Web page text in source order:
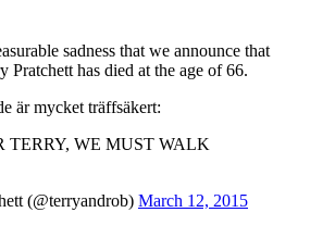
sadness that we announce that
Pratchett has died at the age of 66.
är mycket träffsäkert:
TERRY, WE MUST WALK
(@terryandrob) March 12, 2015